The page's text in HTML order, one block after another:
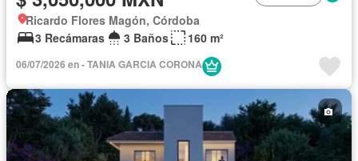
Ricardo Flores Magón, Córdoba
3 Recámaras
3 Baños 160 m²
06/07/2026 en - TANIA GARCIA CORONA